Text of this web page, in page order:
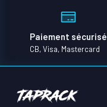
Paiement sécurisé
CB, Visa, Mastercard
TapRack